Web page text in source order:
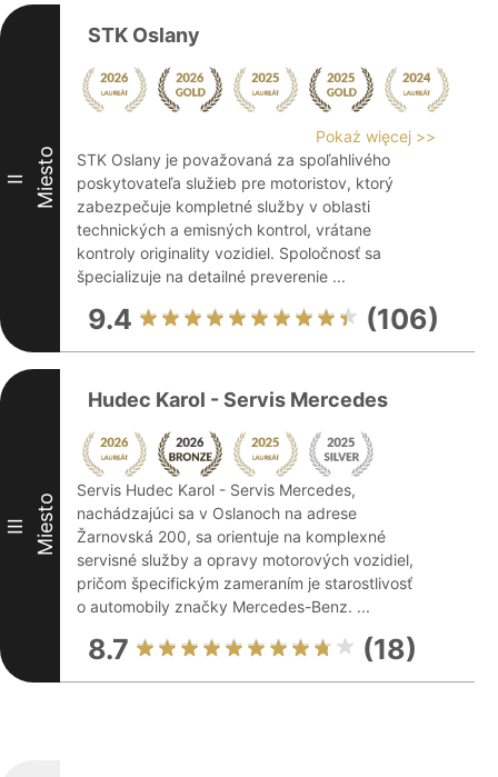
II Miesto
STK Oslany
Pokaż więcej >>
STK Oslany je považovaná za spoľahlivého
poskytovateľa služieb pre motoristov, ktorý
zabezpečuje kompletné služby v oblasti
technických a emisných kontrol, vrátane
kontroly originality vozidiel. Spoločnosť sa
špecializuje na detailné preverenie ...
9.4 (106)
III Miesto
Hudec Karol - Servis Mercedes
Servis Hudec Karol - Servis Mercedes,
nachádzajúci sa v Oslanoch na adrese
Žarnovská 200, sa orientuje na komplexné
servisné služby a opravy motorových vozidiel,
pričom špecifickým zameraním je starostlivosť
o automobily značky Mercedes-Benz. ...
8.7 (18)